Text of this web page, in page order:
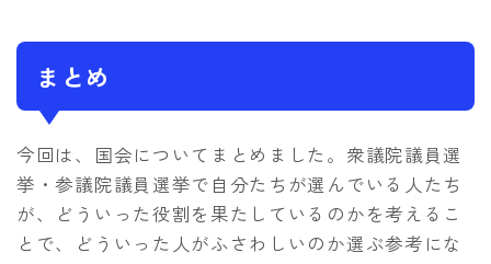
まとめ
今回は、国会についてまとめました。衆議院議員選
挙・参議院議員選挙で自分たちが選んでいる人たち
が、どういった役割を果たしているのかを考えるこ
とで、どういった人がふさわしいのか選ぶ参考にな